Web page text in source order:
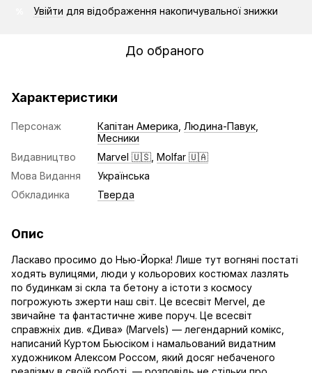
Увійти для відображення накопичувальної знижки
До обраного
Характеристики
Персонаж Капітан Америка Людина-Павук
Месники
Видавництво
Marvel 🇺🇸 Molfar 🇺🇦
Мова Видання
Українська
Обкладинка
Тверда
Опис
Ласкаво просимо до Нью-Йорка! Лише тут вогняні постаті
ходять вулицями, люди у кольорових костюмах лазлять
по будинкам зі скла та бетону а істоти з космосу
погрожують зжерти наш світ. Це всесвіт Mervel, де
звичайне та фантастичне живе поруч. Це всесвіт
справжніх див. «Дива» (Marvels) — легендарний комікс,
написаний Куртом Бьюсіком і намальований видатним
художником Алексом Россом, який досяг небаченого